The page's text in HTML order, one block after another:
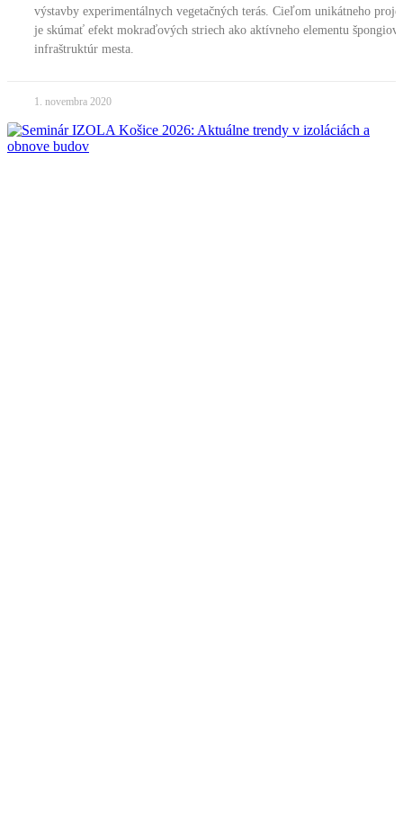
výstavby experimentálnych vegetačných terás. Cieľom unikátneho
je skúmať efekt mokraďových striech ako aktívneho elementu
infraštruktúr mesta.
1. novembra 2020